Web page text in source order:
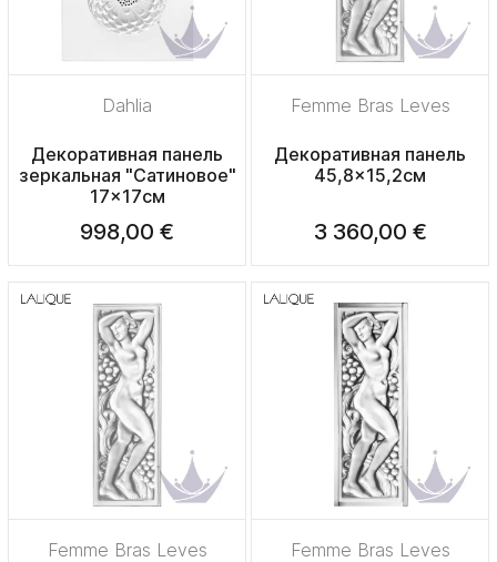
Dahlia
Декоративная панель
зеркальная "Сатиновое"
17x17см
998,00 €
Femme Bras Leves
Декоративная панель
45,8x15,2см
3 360,00 €
Femme Bras Leves Femme Bras Leves